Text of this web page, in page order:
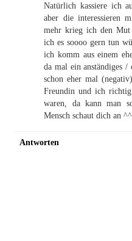
Natürlich kassiere ich
aber die interessieren
mehr krieg ich den Mut
ich es soooo gern tun
ich komm aus einem
da mal ein anständiges
schon eher mal
Freundin und ich
waren, da kann man
Mensch schaut dich an ^^
Antworten